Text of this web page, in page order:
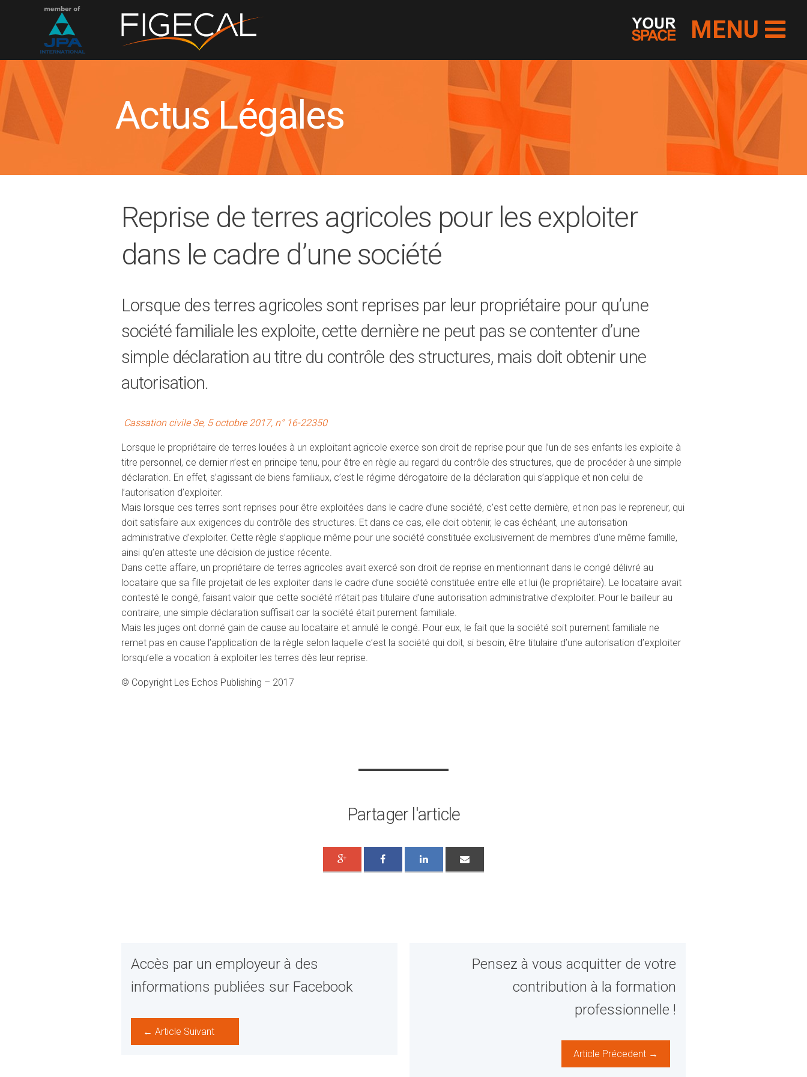
MENU
Actus Légales
Reprise de terres agricoles pour les exploiter
dans le cadre d’une société
Lorsque des terres agricoles sont reprises par leur propriétaire pour qu’une
société familiale les exploite, cette dernière ne peut pas se contenter d’une
simple déclaration au titre du contrôle des structures, mais doit obtenir une
autorisation.
Cassation civile 3e, 5 octobre 2017, n° 16-22350
Lorsque le propriétaire de terres louées à un exploitant agricole exerce son droit de reprise pour que l’un de ses enfants les exploite à
titre personnel, ce dernier n’est en principe tenu, pour être en règle au regard du contrôle des structures, que de procéder à une simple
déclaration. En effet, s’agissant de biens familiaux, c’est le régime dérogatoire de la déclaration qui s’applique et non celui de
l’autorisation d’exploiter.
Mais lorsque ces terres sont reprises pour être exploitées dans le cadre d’une société, c’est cette dernière, et non pas le repreneur, qui
doit satisfaire aux exigences du contrôle des structures. Et dans ce cas, elle doit obtenir, le cas échéant, une autorisation
administrative d’exploiter. Cette règle s’applique même pour une société constituée exclusivement de membres d’une même famille,
ainsi qu’en atteste une décision de justice récente.
Dans cette affaire, un propriétaire de terres agricoles avait exercé son droit de reprise en mentionnant dans le congé délivré au
locataire que sa fille projetait de les exploiter dans le cadre d’une société constituée entre elle et lui (le propriétaire). Le locataire avait
contesté le congé, faisant valoir que cette société n’était pas titulaire d’une autorisation administrative d’exploiter. Pour le bailleur au
contraire, une simple déclaration suffisait car la société était purement familiale.
Mais les juges ont donné gain de cause au locataire et annulé le congé. Pour eux, le fait que la société soit purement familiale ne
remet pas en cause l’application de la règle selon laquelle c’est la société qui doit, si besoin, être titulaire d’une autorisation d’exploiter
lorsqu’elle a vocation à exploiter les terres dès leur reprise.
© Copyright Les Echos Publishing – 2017
Partager l'article
Accès par un employeur à des
informations publiées sur Facebook
← Article Suivant
Pensez à vous acquitter de votre
contribution à la formation
professionnelle !
Article Précedent →